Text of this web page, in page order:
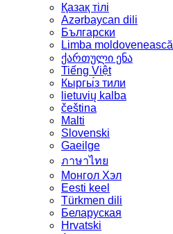
Қазақ тілі
Azərbaycan dili
Български
Limba moldovenească
ქართული ენა
Tiếng Việt
Кыргы́з тили
lietuvių kalba
čeština
Malti
Slovenski
Gaeilge
ภาษาไทย
Монгол Хэл
Eesti keel
Türkmen dili
Беларуская
Hrvatski